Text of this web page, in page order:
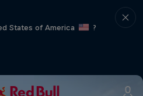
States of America
?